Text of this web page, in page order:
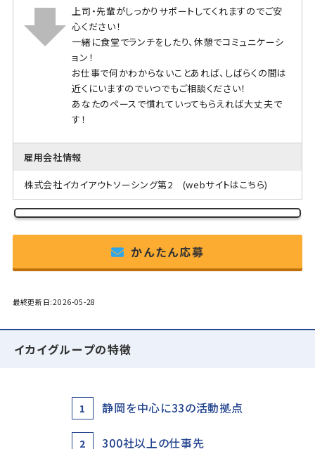
上司・先輩がしっかりサポートしてくれますのでご安
心ください！
一緒に食堂でランチをしたり、休憩でコミュニケーシ
ョン！
お仕事で何かわからないことあれば、しばらくの間は
近くにいますのでいつでもご相談ください！
あなたのペースで慣れていってもらえれば大丈夫で
す！
雇用会社情報
株式会社イカイアウトソーシング第2 (webサイトはこちら)
かんたん応募
最終更新日:2026-05-28
イカイグループの特徴
1 静岡を中心に33の活動拠点
2 300社以上の仕事先